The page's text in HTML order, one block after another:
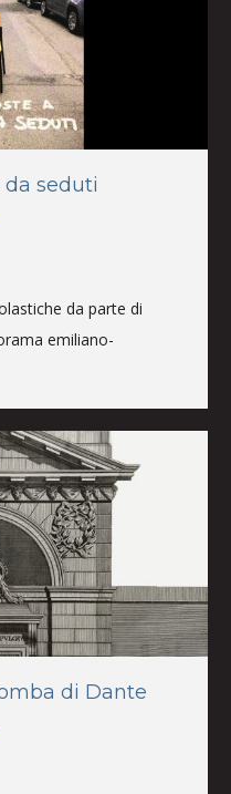
seduti
da parte di
emiliano-
di Dante